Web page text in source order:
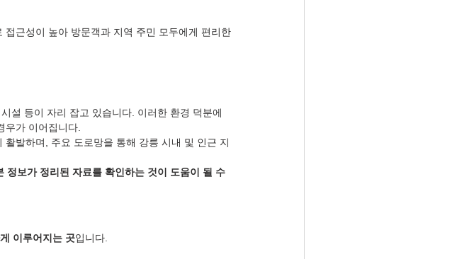
접근성이 높아 방문객과 지역 주민 모두에게 편리한
설 등이 자리 잡고 있습니다. 이러한 환경 덕분에
우가 이어집니다.
활발하며, 주요 도로망을 통해 강릉 시내 및 인근 지
정보가 정리된 자료를 확인하는 것이 도움이 될 수
이루어지는 곳입니다.